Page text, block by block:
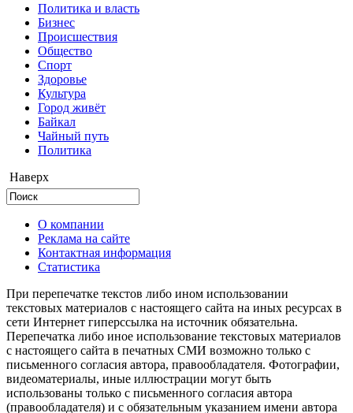
Политика и власть
Бизнес
Происшествия
Общество
Cпорт
Здоровье
Культура
Город живёт
Байкал
Чайный путь
Политика
Наверх
О компании
Реклама на сайте
Контактная информация
Статистика
При перепечатке текстов либо ином использовании
текстовых материалов с настоящего сайта на иных ресурсах в
сети Интернет гиперссылка на источник обязательна.
Перепечатка либо иное использование текстовых материалов
с настоящего сайта в печатных СМИ возможно только с
письменного согласия автора, правообладателя. Фотографии,
видеоматериалы, иные иллюстрации могут быть
использованы только с письменного согласия автора
(правообладателя) и с обязательным указанием имени автора